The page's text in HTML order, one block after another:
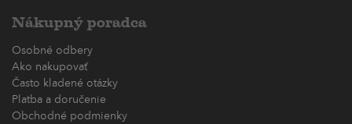
Nákupný poradca
Osobné odbery
Ako nakupovať
Často kladené otázky
Platba a doručenie
Obchodné podmienky